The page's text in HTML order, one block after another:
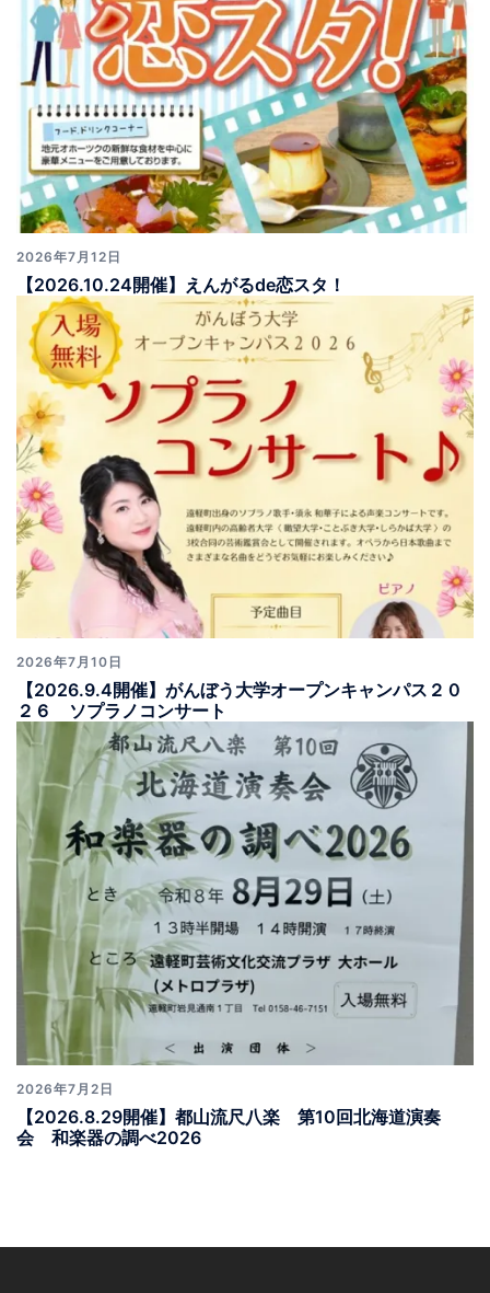
2026年7月12日
【2026.10.24開催】えんがるde恋スタ！
2026年7月10日
【2026.9.4開催】がんぼう大学オープンキャンパス２０
２６ ソプラノコンサート
2026年7月2日
【2026.8.29開催】都山流尺八楽 第10回北海道演奏
会 和楽器の調べ2026